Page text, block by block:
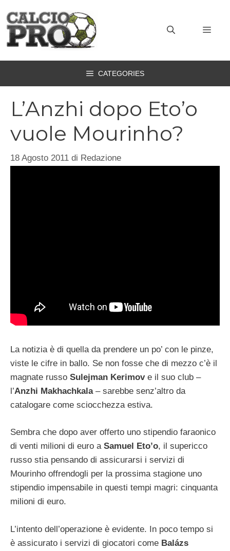
contenuto
CATEGORIES
L’Anzhi dopo Eto’o
vuole Mourinho?
18 Agosto 2011 di Redazione
La notizia è di quella da prendere un po’ con le pinze,
viste le cifre in ballo. Se non fosse che di mezzo c’è il
magnate russo Sulejman Kerimove il suo club –
l’Anzhi Makhachkala– sarebbe senz’altro da
catalogare come sciocchezza estiva.
Sembra che dopo aver offerto uno stipendio faraonico
di venti milioni di euro a Samuel Eto’o, il supericco
russo stia pensando di assicurarsi i servizi di
Mourinho offrendogli per la prossima stagione uno
stipendio impensabile in questi tempi magri: cinquanta
milioni di euro.
L’intento dell’operazione è evidente. In poco tempo si
è assicurato i servizi di giocatori come Balázs